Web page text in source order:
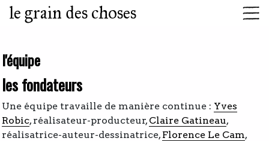
le grain des choses
l'équipe
les fondateurs
Une équipe travaille de manière continue : Yves
Robic, réalisateur-producteur,Claire Gatineau,
réalisatrice-auteur-dessinatrice,Florence Le Cam,